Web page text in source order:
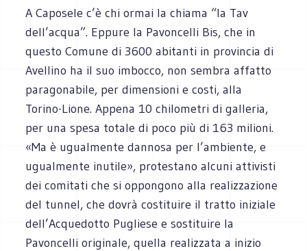
A Caposele c’è chi ormai la chiama “la Tav
dell’acqua”. Eppure la Pavoncelli Bis, che in
questo Comune di 3600 abitanti in provincia di
Avellino ha il suo imbocco, non sembra affatto
paragonabile, per dimensioni e costi, alla
Torino-Lione. Appena 10 chilometri di galleria,
per una spesa totale di poco più di 163 milioni.
«Ma è ugualmente dannosa per l’ambiente, e
ugualmente inutile», protestano alcuni attivisti
dei comitati che si oppongono alla realizzazione
del tunnel, che dovrà costituire il tratto iniziale
dell’Acquedotto Pugliese e sostituire la
Pavoncelli originale, quella realizzata a inizio